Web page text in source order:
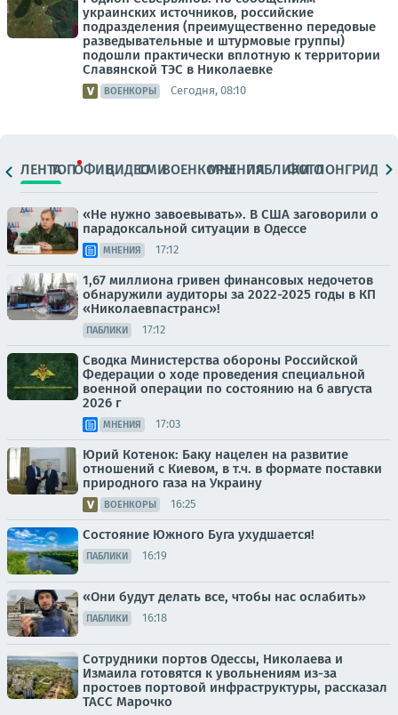
украинских источников, российские
подразделения (преимущественно передовые
разведывательные и штурмовые группы)
подошли практически вплотную к территории
Славянской ТЭС в Николаевке
ВОЕНКОРЫ Сегодня, 08:10
ЛЕНТАТОПОФИЦ.ВИДЕОСМИВОЕНКОРЫМНЕНИЯПАБЛИКИ
ФОТОЛОНГРИДЫ
«Не нужно завоевывать». В США заговорили о
парадоксальной ситуации в Одессе
МНЕНИЯ 17:12
1,67 миллиона гривен финансовых недочетов
обнаружили аудиторы за 2022-2025 годы в КП
«Николаевпастранс»!
ПАБЛИКИ 17:12
Сводка Министерства обороны Российской
Федерации о ходе проведения специальной
военной операции по состоянию на 6 августа
2026 г
МНЕНИЯ 17:03
Юрий Котенок: Баку нацелен на развитие
отношений с Киевом, в т.ч. в формате поставки
природного газа на Украину
ВОЕНКОРЫ 16:25
Состояние Южного Буга ухудшается!
ПАБЛИКИ 16:19
«Они будут делать все, чтобы нас ослабить»
ПАБЛИКИ 16:18
Сотрудники портов Одессы, Николаева и
Измаила готовятся к увольнениям из-за
простоев портовой инфраструктуры, рассказал
ТАСС Марочко